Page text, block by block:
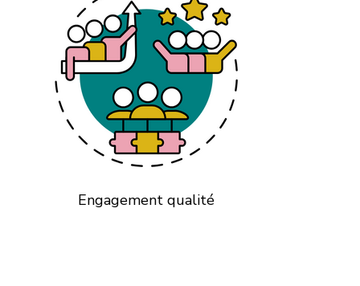
Engagement qualité